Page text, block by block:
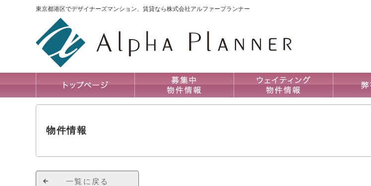
東京都港区でデザイナーズマンション、賃貸なら株式会社アルファープランナー
物件情報
一覧に戻る